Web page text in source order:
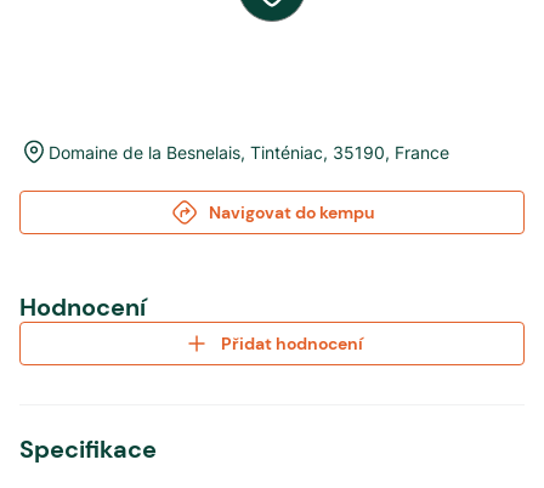
Domaine de la Besnelais, Tinténiac, 35190, France
Navigovat do kempu
Hodnocení
Přidat hodnocení
Specifikace